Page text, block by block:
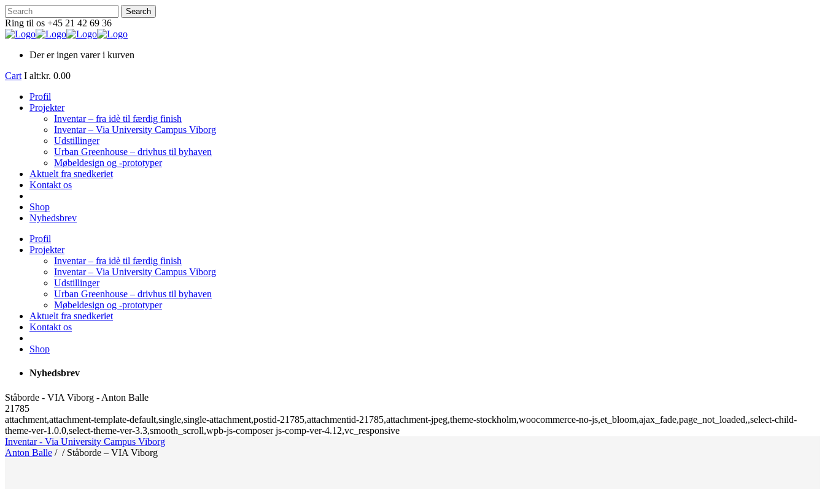
Ring til os +45 21 42 69 36
Der er ingen varer i kurven
Cart I alt:kr. 0.00
Profil
Projekter
Inventar – fra idè til færdig finish
Inventar – Via University Campus Viborg
Udstillinger
Urban Greenhouse – drivhus til byhaven
Møbeldesign og -prototyper
Aktuelt fra snedkeriet
Kontakt os
Shop
Nyhedsbrev
Profil
Projekter
Inventar – fra idè til færdig finish
Inventar – Via University Campus Viborg
Udstillinger
Urban Greenhouse – drivhus til byhaven
Møbeldesign og -prototyper
Aktuelt fra snedkeriet
Kontakt os
Shop
Nyhedsbrev
Ståborde - VIA Viborg - Anton Balle
21785
attachment,attachment-template-default,single,single-attachment,postid-21785,attachmentid-21785,attachment-jpeg,theme-stockholm,woocommerce-no-js,et_bloom,ajax_fade,page_not_loaded,,select-child-
theme-ver-1.0.0,select-theme-ver-3.3,smooth_scroll,wpb-js-composer js-comp-ver-4.12,vc_responsive
Inventar - Via University Campus Viborg
Anton Balle / / Ståborde – VIA Viborg